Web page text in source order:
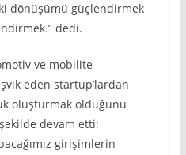
dönüşümü güçlendirmek
dedi.
ve mobilite
eden startup’lardan
oluşturmak olduğunu
devam etti:
girişimlerin